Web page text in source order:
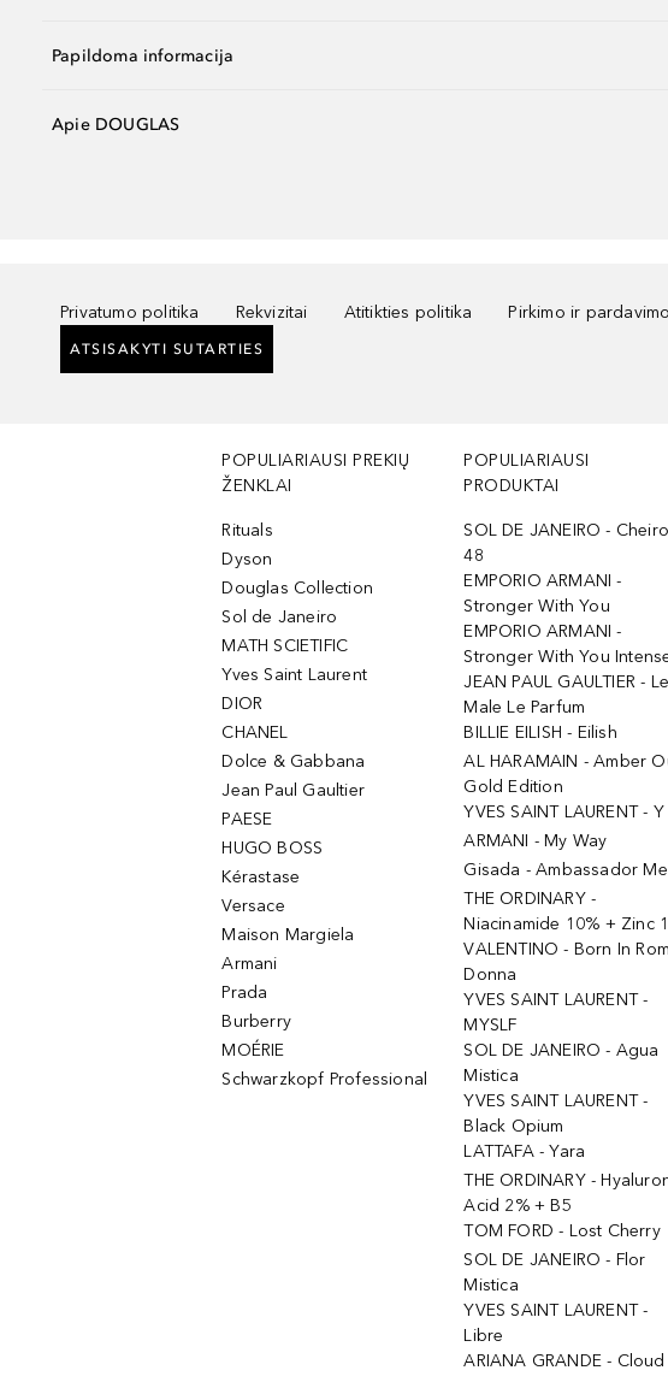
Papildoma informacija
Apie DOUGLAS
Privatumo politika Rekvizitai Atitikties politika Pirkimo ir
ATSISAKYTI SUTARTIES
POPULIARIAUSI PREKIŲ
ŽENKLAI
Rituals
Dyson
Douglas Collection
Sol de Janeiro
MATH SCIETIFIC
Yves Saint Laurent
DIOR
CHANEL
Dolce & Gabbana
Jean Paul Gaultier
PAESE
HUGO BOSS
Kérastase
Versace
Maison Margiela
Armani
Prada
Burberry
MOÉRIE
Schwarzkopf Professional
POPULIARIAUSI
PRODUKTAI
SOL DE JANEIRO -
48
EMPORIO ARMANI -
Stronger With You
EMPORIO ARMANI -
Stronger With You
JEAN PAUL GAULTIER - Le
Male Le Parfum
BILLIE EILISH - Eilish
AL HARAMAIN - Amber
Gold Edition
YVES SAINT LAURENT - Y
ARMANI - My Way
Gisada - Ambassador
THE ORDINARY -
Niacinamide 10% + Zinc
VALENTINO - Born In
Donna
YVES SAINT LAURENT -
MYSLF
SOL DE JANEIRO - Agua
Mistica
YVES SAINT LAURENT -
Black Opium
LATTAFA - Yara
THE ORDINARY -
Acid 2% + B5
TOM FORD - Lost Cherry
SOL DE JANEIRO - Flor
Mistica
YVES SAINT LAURENT -
Libre
ARIANA GRANDE - Cloud